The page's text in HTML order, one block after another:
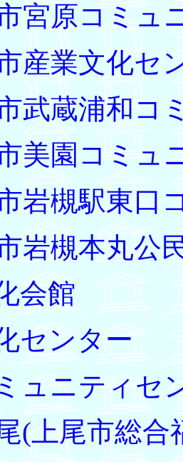
宮原コミュ
産業文化セ
武蔵浦和コ
美園コミュ
岩槻駅東口
岩槻本丸公
会館
センター
ュニティセ
(上尾市総合